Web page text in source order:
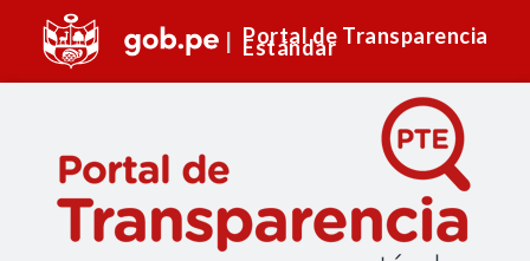
Portal de Transparencia
Estándar